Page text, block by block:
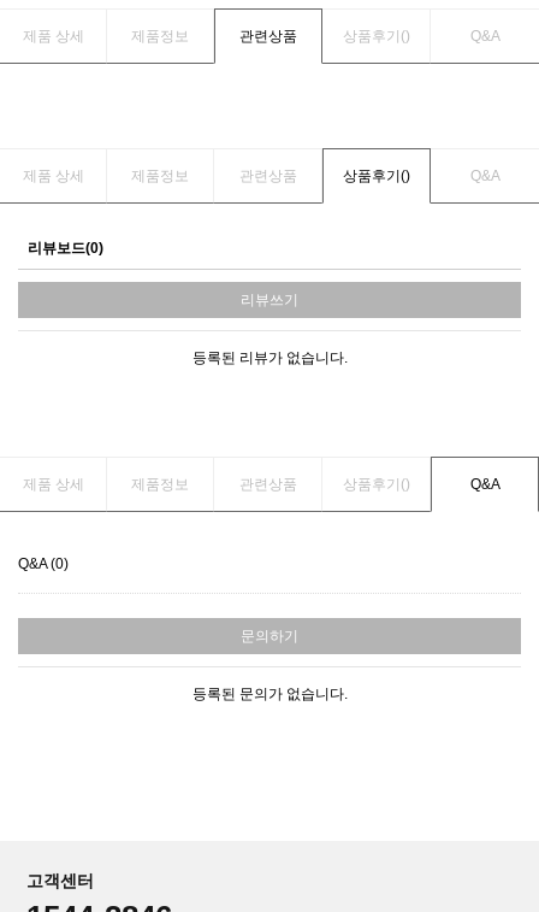
제품 상세 제품정보 관련상품 상품후기() Q&A
제품 상세 제품정보 관련상품 상품후기() Q&A
리뷰보드(0)
리뷰쓰기
등록된 리뷰가 없습니다.
제품 상세 제품정보 관련상품 상품후기() Q&A
Q&A (0)
문의하기
등록된 문의가 없습니다.
고객센터